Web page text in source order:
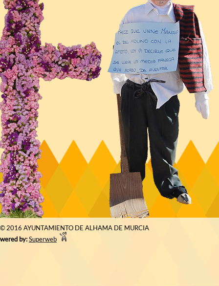
© 2016 AYUNTAMIENTO DE ALHAMA DE MURCIA
by:Superweb